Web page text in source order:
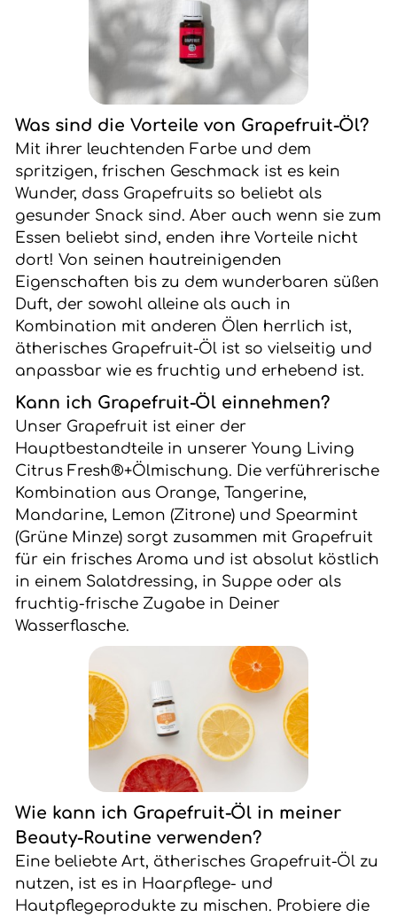
Was sind die Vorteile von Grapefruit-Öl?
Mit ihrer leuchtenden Farbe und dem
spritzigen, frischen Geschmack ist es kein
Wunder, dass Grapefruits so beliebt als
gesunder Snack sind. Aber auch wenn sie zum
Essen beliebt sind, enden ihre Vorteile nicht
dort! Von seinen hautreinigenden
Eigenschaften bis zu dem wunderbaren süßen
Duft, der sowohl alleine als auch in
Kombination mit anderen Ölen herrlich ist,
ätherisches Grapefruit-Öl ist so vielseitig und
anpassbar wie es fruchtig und erhebend ist.
Kann ich Grapefruit-Öl einnehmen?
Unser Grapefruit ist einer der
Hauptbestandteile in unserer Young Living
Citrus Fresh®+Ölmischung. Die verführerische
Kombination aus Orange, Tangerine,
Mandarine, Lemon (Zitrone) und Spearmint
(Grüne Minze) sorgt zusammen mit Grapefruit
für ein frisches Aroma und ist absolut köstlich
in einem Salatdressing, in Suppe oder als
fruchtig-frische Zugabe in Deiner
Wasserflasche.
Wie kann ich Grapefruit-Öl in meiner
Beauty-Routine verwenden?
Eine beliebte Art, ätherisches Grapefruit-Öl zu
nutzen, ist es in Haarpflege- und
Hautpflegeprodukte zu mischen. Probiere die